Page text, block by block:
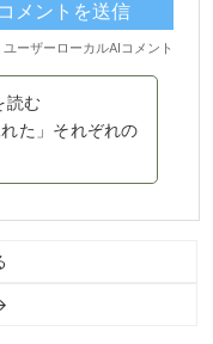
読む
た」それぞれの